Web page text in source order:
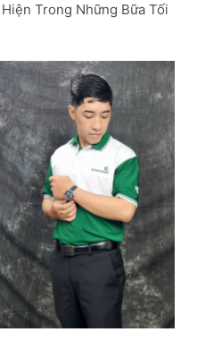
Trong Những Bữa Tối